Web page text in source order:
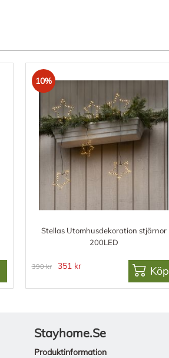
10%
Stellas Utomhusdekoration stjärnor
200LED
390 kr 351 kr Köp
Stayhome.se
Produktinformation